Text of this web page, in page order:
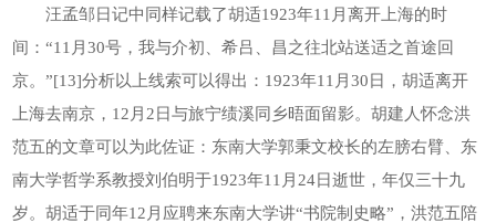
汪孟邹日记中同样记载了胡适1923年11月离开上海的时
间：“11月30号，我与介初、希吕、昌之往北站送适之首途回
京。”[13]分析以上线索可以得出：1923年11月30日，胡适离开
上海去南京，12月2日与旅宁绩溪同乡晤面留影。胡建人怀念洪
范五的文章可以为此佐证：东南大学郭秉文校长的左膀右臂、东
南大学哲学系教授刘伯明于1923年11月24日逝世，年仅三十九
岁。胡适于同年12月应聘来东南大学讲“书院制史略”，洪范五陪